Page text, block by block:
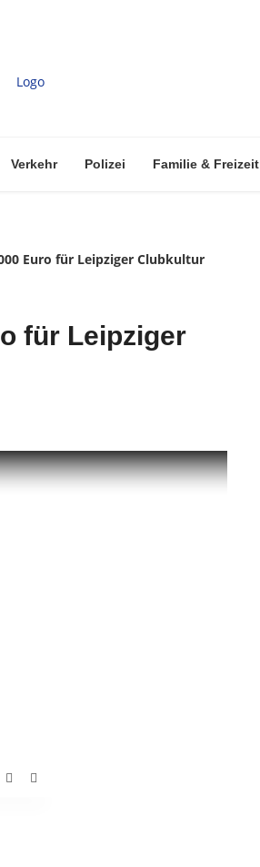
Verkehr Polizei Familie & Freizeit
Euro für Leipziger Clubkultur
für Leipziger